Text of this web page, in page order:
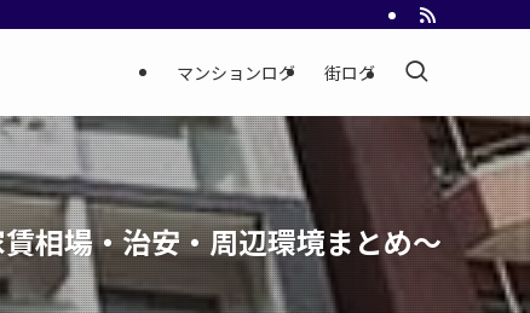
マンションログ 街ログ
相場・治安・周辺環境まとめ～